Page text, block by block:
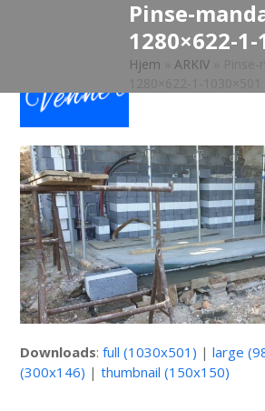
Pinse-
1280×622-1-
Hjem »ARKIV
Downloads:full (1030x501) |large
(300x146) |thumbnail (150x150)